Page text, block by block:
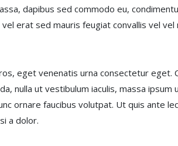
dapibus sed commodo eu,
erat sed mauris feugiat convallis vel
eget venenatis urna consectetur
nulla ut vestibulum iaculis, massa
ornare faucibus volutpat. Ut quis ante
a dolor.